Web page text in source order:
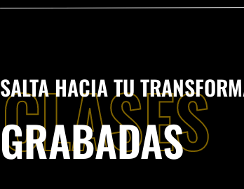
SALTA HACIA TU
GRABADAS
CLASES